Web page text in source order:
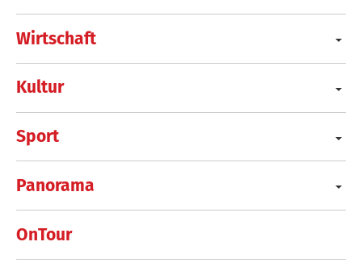
Wirtschaft
Kultur
Sport
Panorama
OnTour